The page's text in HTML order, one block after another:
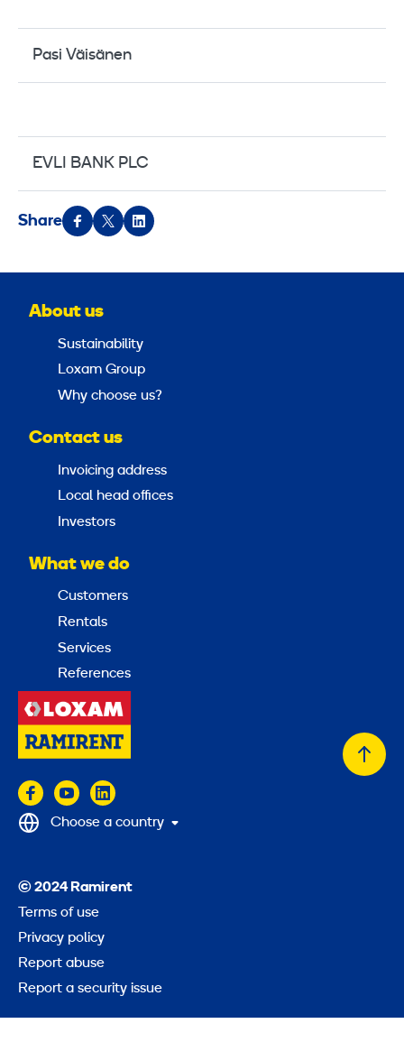
Pasi Väisänen
EVLI BANK PLC
Share
About us
Sustainability
Loxam Group
Why choose us?
Contact us
Invoicing address
Local head offices
Investors
What we do
Customers
Rentals
Services
References
Back
© 2024 Ramirent
Terms of use
Privacy policy
Report abuse
Report a security issue
Choose a country